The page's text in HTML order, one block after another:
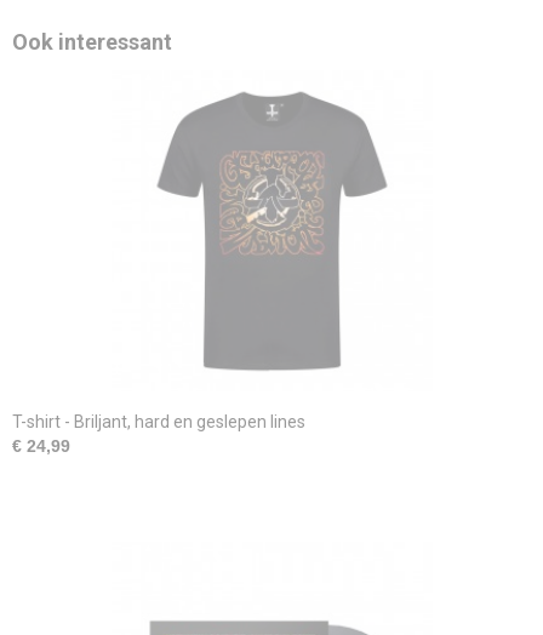
Ook interessant
T-shirt - Briljant, hard en geslepen lines
€ 24,99